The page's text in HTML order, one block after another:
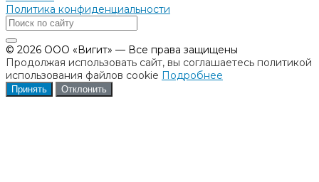
Политика конфиденциальности
© 2026 ООО «Вигит» — Все права защищены
Продолжая использовать сайт, вы соглашаетесь политикой
использования файлов cookie Подробнее
Принять Отклонить